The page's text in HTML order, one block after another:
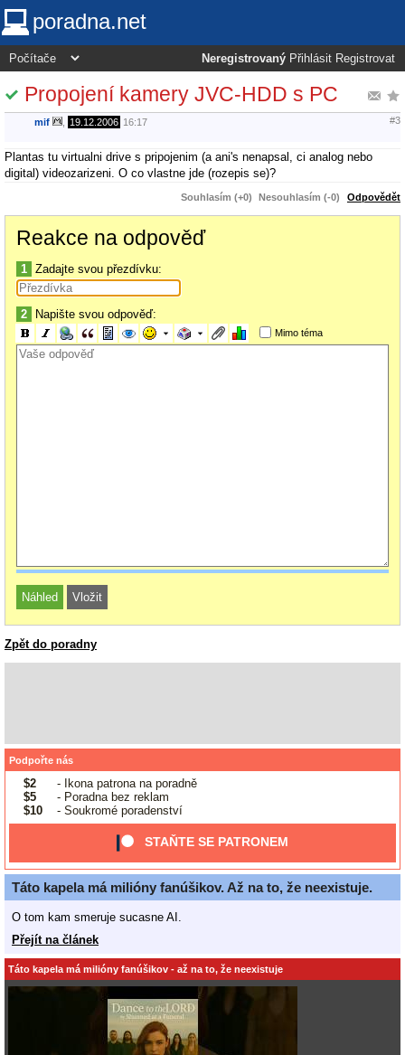
poradna.net
Neregistrovaný Přihlásit Registrovat
Propojení kamery JVC-HDD s PC
mif 19.12.2006 16:17 #3
Plantas tu virtualni drive s pripojenim (a ani's nenapsal, ci analog nebo
digital) videozarizeni. O co vlastne jde (rozepis se)?
Souhlasím (+0) Nesouhlasím (-0) Odpovědět
Reakce na odpověď
1 Zadajte svou přezdívku:
2 Napište svou odpověď:
Mimo téma
Zpět do poradny
Podpořte nás
$2
- Ikona patrona na poradně
$5
- Poradna bez reklam
$10
- Soukromé poradenství
STAŇTE SE PATRONEM
Táto kapela má milióny fanúšikov. Až na to, že neexistuje.
O tom kam smeruje sucasne AI.
Přejít na článek
Táto kapela má milióny fanúšikov - až na to, že neexistuje